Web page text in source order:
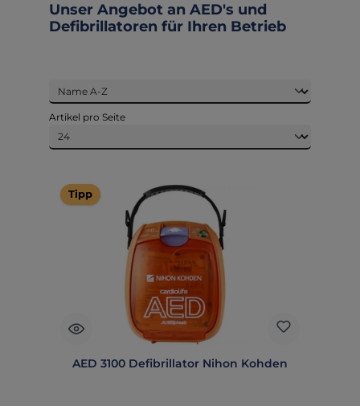
Unser Angebot an AED's und
Defibrillatoren für Ihren Betrieb
Artikel pro Seite
Tipp
AED 3100 Defibrillator Nihon Kohden